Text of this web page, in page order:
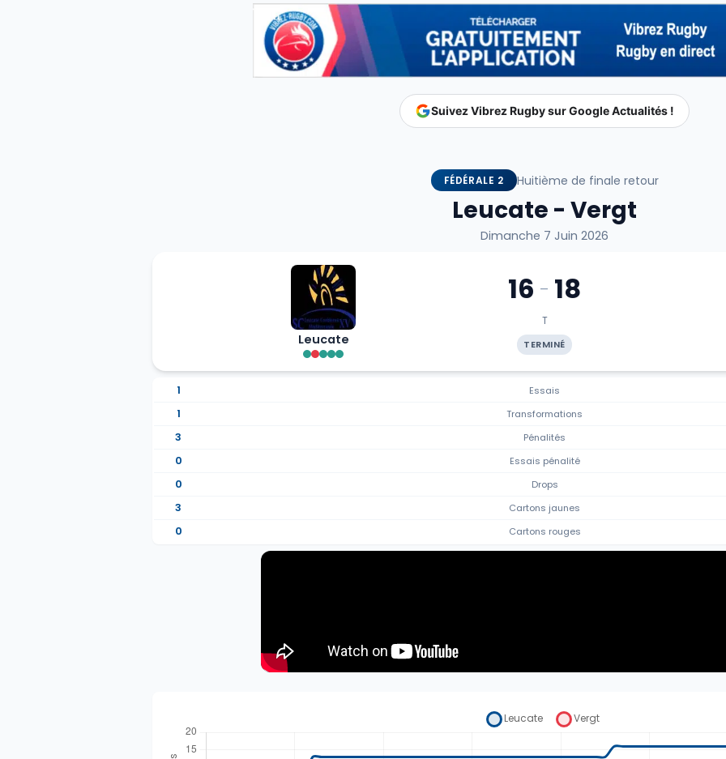
Suivez Vibrez Rugby sur Google Actualités !
FÉDÉRALE 2 Huitième de finale retour
Leucate - Vergt
Dimanche 7 Juin 2026
Leucate
16 - 18
T
TERMINÉ
1 Essais
1
Transformations
3
Pénalités
0
Essais pénalité
0
Drops
3
Cartons jaunes
0
Cartons rouges